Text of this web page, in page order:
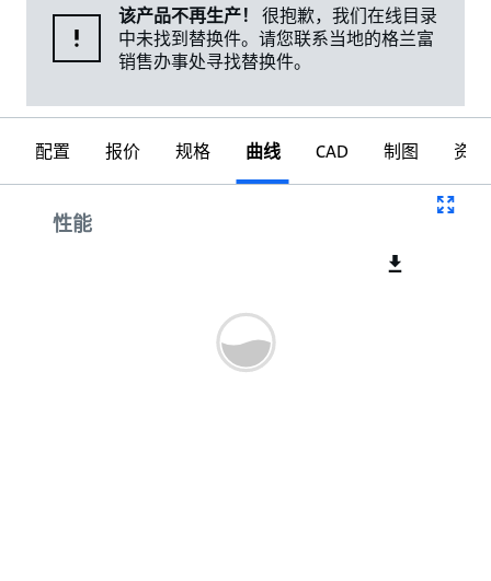
该产品不再生产！
很抱歉，我们在线目录
中未找到替换件。请您联系当地的格兰富
销售办事处寻找替换件。
配置 报价 规格 曲线 CAD 制图 资料
性能